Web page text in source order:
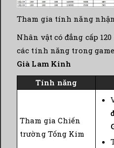
Tham gia tính năng
Nhân vật có đẳng cấp
các tính năng trong
Già Lam Kinh
Tính năng
Tham gia Chiến
trường Tống Kim